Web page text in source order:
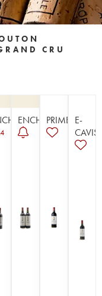
CRU
4
ENCHÈREPRIMEUR
E-